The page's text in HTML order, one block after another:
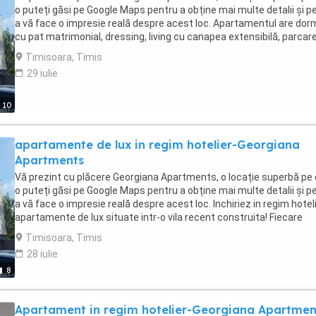
mai multe detalii va rog sa ma sunati la telefon. Pretul pe noapte
170 Ron. PS:Nu se accepta escorte!
10
o puteți găsi pe Google Maps pentru a obține mai multe detalii și
a vă face o impresie reală despre acest loc. Apartamentul are
cu pat matrimonial, dressing, living cu canapea extensibilă, parcare
privată, zonă liniștită. Situat în zona de Nord a Orasului Timisoara in
zona Lipovei, un loc privat, retras de aglomeratia zonei. Acces usor
catre centru si punctele de interes din Nordul Orasului (Iulius Town,
5 persoane. Pentru mai multe detalii va rog sa ma sunati la telefon.
Pretul pe noapte este 170-200 Ron. PS:Nu se accepta escorte!
Timisoara, Timis
29 iulie
8
apartamente de lux in regim hotelier-Georgiana
Apartments
Vă prezint cu plăcere Georgiana Apartments, o locație superbă pe
o puteți găsi pe Google Maps pentru a obține mai multe detalii și
a vă face o impresie reală despre acest loc. Inchiriez in regim
apartamente de lux situate intr-o vila recent construita! Fiecare
apartament are dormitor cu pat matrimonial, dressing, living cu
canapea extensibilă, parcare privată, zonă liniștită. Situat în zona de
Nord a Orasului Timisoara in zona Lipovei, un loc privat, retras de
Centrala proprie, - Climă, - Acces WiFi, cablu tv - Baie spatioasa cu
Timisoara, Timis
28 iulie
Apartament in regim hotelier-Georgiana